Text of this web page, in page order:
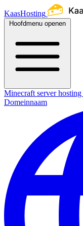
KaasHosting
Hoofdmenu openen
Minecraft server hosting
Domeinnaam